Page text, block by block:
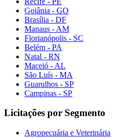
Goiânia - GO
Brasília - DF
Manaus - AM
Florianópolis - SC
Belém - PA
Natal - RN
Maceió - AL
São Luís - MA
Guarulhos - SP
Campinas - SP
Licitações por Segmento
Agropecuária e Veterinária